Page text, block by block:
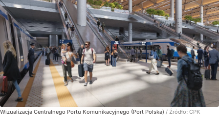
Wizualizacja Centralnego Portu Komunikacyjnego (Port Polska) / Źródło: CPK